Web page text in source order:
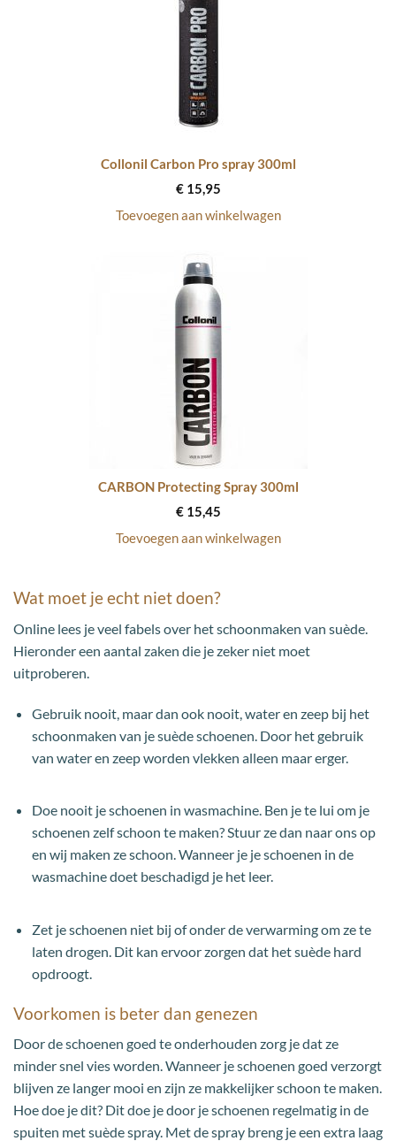
Collonil Carbon Pro spray 300ml
€15,95
Toevoegen aan winkelwagen
CARBON Protecting Spray 300ml
€15,45
Toevoegen aan winkelwagen
Wat moet je echt niet doen?
Online lees je veel fabels over het schoonmaken van suède.
Hieronder een aantal zaken die je zeker niet moet
uitproberen.
Gebruik nooit, maar dan ook nooit, water en zeep bij het
schoonmaken van je suède schoenen. Door het gebruik
van water en zeep worden vlekken alleen maar erger.
Doe nooit je schoenen in wasmachine. Ben je te lui om je
schoenen zelf schoon te maken? Stuur ze dan naar ons op
en wij maken ze schoon. Wanneer je je schoenen in de
wasmachine doet beschadigd je het leer.
Zet je schoenen niet bij of onder de verwarming om ze te
laten drogen. Dit kan ervoor zorgen dat het suède hard
opdroogt.
Voorkomen is beter dan genezen
Door de schoenen goed te onderhouden zorg je dat ze
minder snel vies worden. Wanneer je schoenen goed verzorgt
blijven ze langer mooi en zijn ze makkelijker schoon te maken.
Hoe doe je dit? Dit doe je door je schoenen regelmatig in de
spuiten met suède spray. Met de spray breng je een extra laag